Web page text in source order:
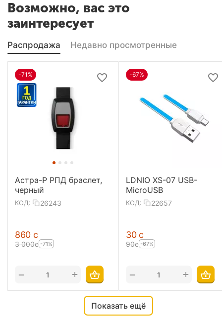
Возможно, вас это
заинтересует
Распродажа Недавно просмотренные
-71%
Астра-Р РПД браслет,
черный
КОД: 26243
‍860‍ с
3 000с -71%
+
−
-67%
LDNIO XS-07 USB-
MicroUSB
КОД: 22657
‍30‍ с
‍90‍с -67%
+
−
Показать ещё